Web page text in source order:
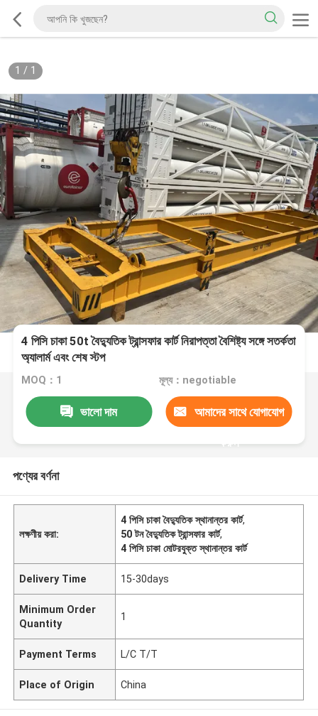
1 / 1
4 পিসি চাকা 50t বৈদ্যুতিক ট্রান্সফার কার্ট নিরাপত্তা বৈশিষ্ট্য সঙ্গে সতর্কতা
অ্যালার্ম এবং শেষ স্টপ
MOQ：1 মূল্য：negotiable
ভালো দাম আমাদের সাথে যোগাযোগ
করুন
পণ্যের বর্ণনা
লক্ষণীয় করা:
4 পিসি চাকা বৈদ্যুতিক স্থানান্তর কার্ট,
50 টন বৈদ্যুতিক ট্রান্সফার কার্ট,
4 পিসি চাকা মোটরযুক্ত স্থানান্তর কার্ট
Delivery Time 15-30days
Minimum Order
Quantity
1
Payment Terms L/C T/T
Place of Origin China